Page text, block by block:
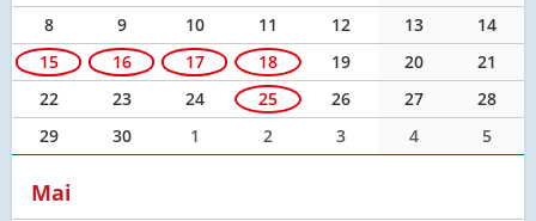
8
9 10 11 12 13
14
15
16 17 18 19 20
21
22
23 24 25 26 27
28
29
30 1 2 3 4 5
Mai